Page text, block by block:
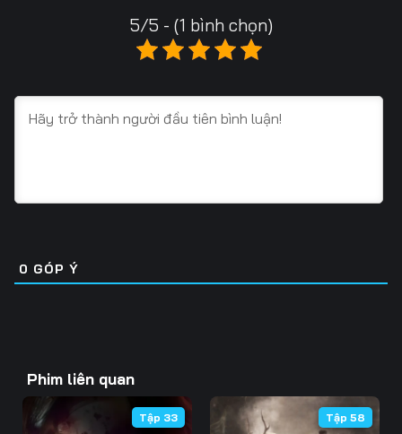
20
25 26
31 32 33
37 38 39
47 48
5/5 - (1 bình chọn)
0 GÓP Ý
Phim liên quan
Tập 33 Tập 58